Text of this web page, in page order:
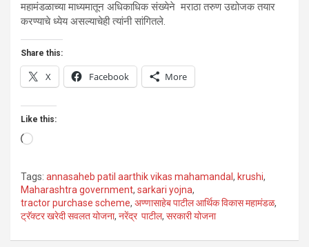
महामंडळाच्या माध्यमातून अधिकाधिक संख्येने मराठा तरुण उद्योजक तयार
करण्याचे ध्येय असल्याचेही त्यांनी सांगितले.
Share this:
X Facebook More
Like this:
Loading…
Tags: annasaheb patil aarthik vikas mahamandal , krushi,
Maharashtra government, sarkari yojna,
tractor purchase scheme, अण्णासाहेब पाटील आर्थिक विकास महामंडळ,
ट्रॅक्टर खरेदी सवलत योजना, नरेंद्र पाटील, सरकारी योजना